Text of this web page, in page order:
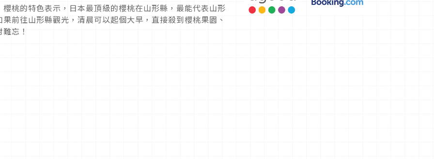
桃的特色表示，日本最頂級的櫻桃在山形縣，最能代表山形
前往山形縣觀光，清晨可以起個大早，直接殺到櫻桃果園、
忘！